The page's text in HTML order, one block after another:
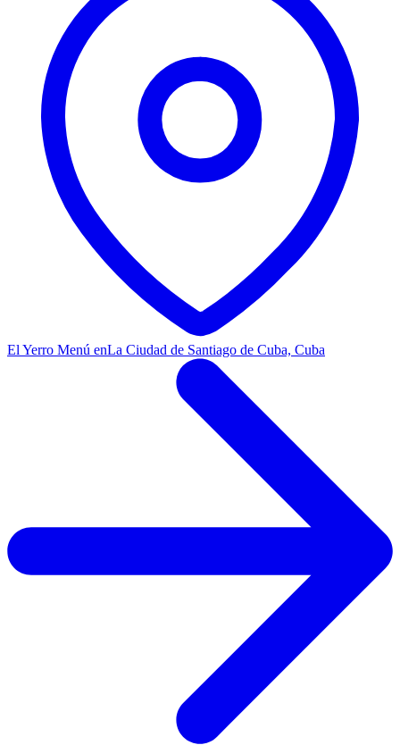
El Yerro Menú enLa Ciudad de Santiago de Cuba, Cuba